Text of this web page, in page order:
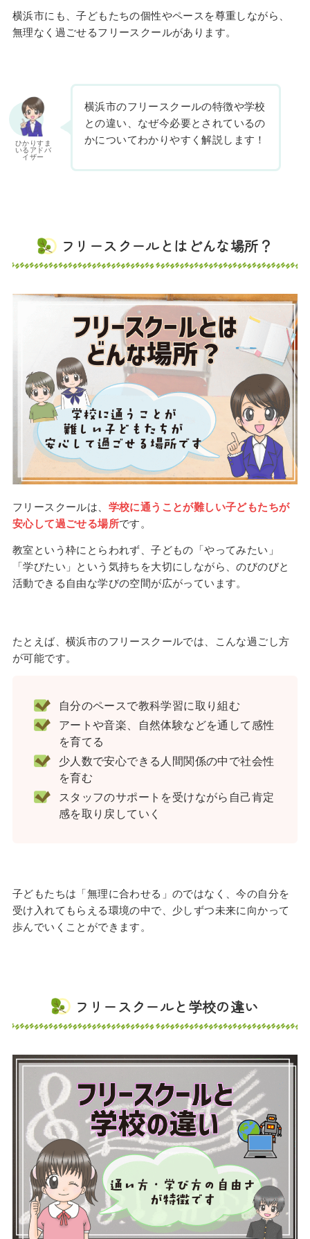
横浜市にも、子どもたちの個性やペースを尊重しながら、
無理なく過ごせるフリースクールがあります。
ひかりすま
いるアドバ
イザー
横浜市のフリースクールの特徴や学校
との違い、なぜ今必要とされているの
かについてわかりやすく解説します！
フリースクールとはどんな場所？
フリースクールは、 学校に通うことが難しい子どもたちが
安心して過ごせる場所です。
教室という枠にとらわれず、子どもの「やってみたい」
「学びたい」という気持ちを大切にしながら、のびのびと
活動できる自由な学びの空間が広がっています。
たとえば、横浜市のフリースクールでは、こんな過ごし方
が可能です。
自分のペースで教科学習に取り組む
アートや音楽、自然体験などを通して感性
を育てる
少人数で安心できる人間関係の中で社会性
を育む
スタッフのサポートを受けながら自己肯定
感を取り戻していく
子どもたちは「無理に合わせる」のではなく、今の自分を
受け入れてもらえる環境の中で、少しずつ未来に向かって
歩んでいくことができます。
フリースクールと学校の違い